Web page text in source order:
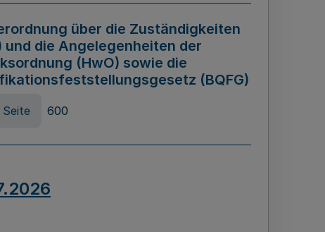
über die Zuständigkeiten
die Angelegenheiten der
(HwO) sowie die
(BQFG)
Seite 600